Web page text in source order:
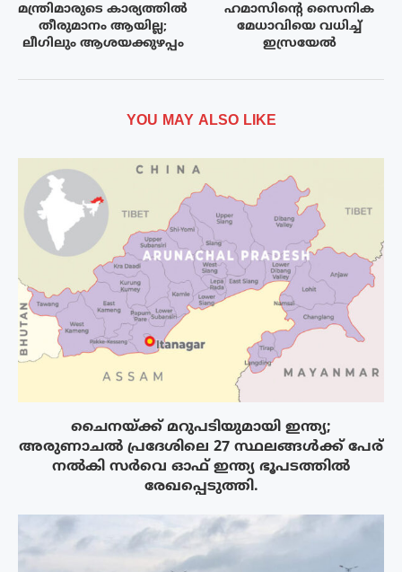
മന്ത്രിമാരുടെ കാര്യത്തിൽ
തീരുമാനം ആയില്ല;
ലീഗിലും ആശയക്കുഴപ്പം
ഹമാസിന്റെ സൈനിക
മേധാവിയെ വധിച്ച്
ഇസ്രയേൽ
YOU MAY ALSO LIKE
ചൈനയ്ക്ക് മറുപടിയുമായി ഇന്ത്യ;
അരുണാചൽ പ്രദേശിലെ 27 സ്ഥലങ്ങൾക്ക് പേര്
നൽകി സർവെ ഓഫ് ഇന്ത്യ ഭൂപടത്തിൽ
രേഖപ്പെടുത്തി.